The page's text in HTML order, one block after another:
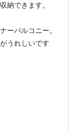
納できます。
ーバルコニー。
うれしいです